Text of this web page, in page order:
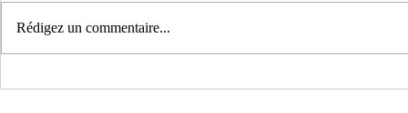
Hopla Mulhouse ! in
Offre
Rédigez un commentaire...